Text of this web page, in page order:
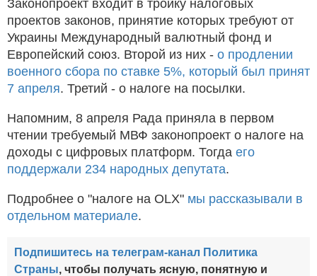
Законопроект входит в тройку налоговых
проектов законов, принятие которых требуют от
Украины Международный валютный фонд и
Европейский союз. Второй из них - о продлении
военного сбора по ставке 5%, который был принят
7 апреля. Третий - о налоге на посылки.
Напомним, 8 апреля Рада приняла в первом
чтении требуемый МВФ законопроект о налоге на
доходы с цифровых платформ. Тогда его
поддержали 234 народных депутата.
Подробнее о "налоге на OLX" мы рассказывали в
отдельном материале.
Подпишитесь на телеграм-канал Политика
Страны, чтобы получать ясную, понятную и